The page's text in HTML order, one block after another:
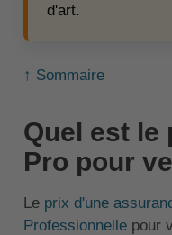
d'art.
↑ Sommaire
Quel est le
Pro pour
Le prix d'une
Professionnellepour